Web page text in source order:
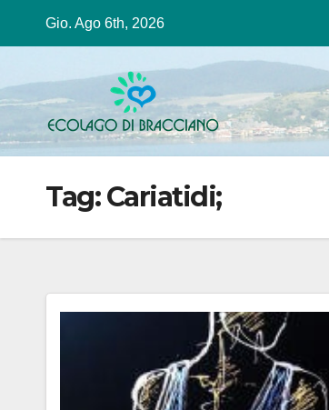
Gio. Ago 6th, 2026
Tag:Cariatidi;